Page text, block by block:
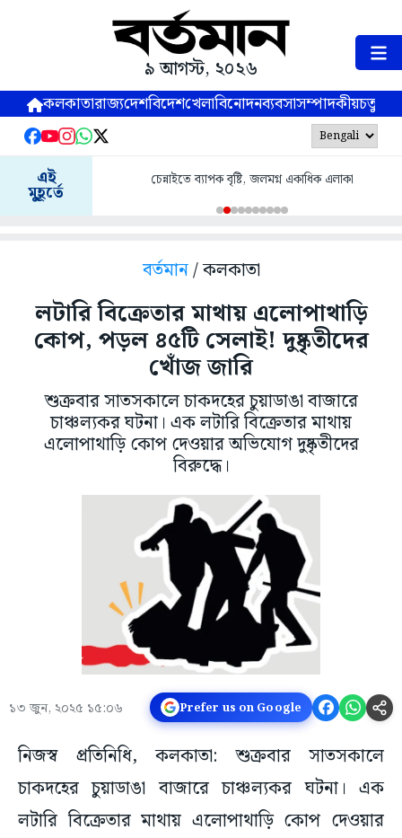
৯ আগস্ট, ২০২৬
কলকাতারাজ্যদেশবিদেশখেলাবিনোদনব্যবসাসম্পাদকীয়
এই
মুহূর্তে
চেন্নাইতে ব্যাপক বৃষ্টি, জলমগ্ন একাধিক এলাকা
বর্তমান/ কলকাতা
লটারি বিক্রেতার মাথায় এলোপাথাড়ি
কোপ, পড়ল ৪৫টি সেলাই! দুষ্কৃতীদের
খোঁজ জারি
শুক্রবার সাতসকালে চাকদহের চুয়াডাঙা বাজারে
চাঞ্চল্যকর ঘটনা। এক লটারি বিক্রেতার মাথায়
এলোপাথাড়ি কোপ দেওয়ার অভিযোগ দুষ্কৃতীদের
বিরুদ্ধে।
১৩ জুন, ২০২৫ ১৫:০৬ Prefer us on Google
নিজস্ব প্রতিনিধি, কলকাতা: শুক্রবার সাতসকালে
চাকদহের চুয়াডাঙা বাজারে চাঞ্চল্যকর ঘটনা। এক
লটারি বিক্রেতার মাথায় এলোপাথাড়ি কোপ দেওয়ার